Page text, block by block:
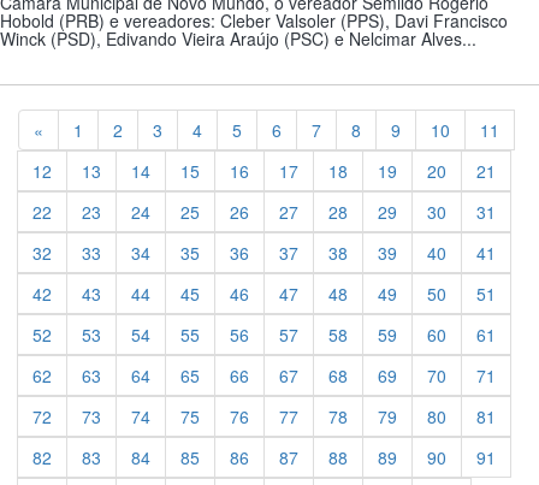
Hobold (PRB) e vereadores: Cleber Valsoler (PPS), Davi Francisco
Winck (PSD), Edivando Vieira Araújo (PSC) e Nelcimar Alves...
« Previous
1 2 3 4 5 6 7 8 9 10
11
12
13 14 15 16 17 18 19 20
21
22
23 24 25 26 27 28 29 30
31
32
33 34 35 36 37 38 39 40
41
42
43 44 45 46 47 48 49 50
51
52
53 54 55 56 57 58 59 60
61
62
63 64 65 66 67 68 69 70
71
72
73 74 75 76 77 78 79 80
81
82
83 84 85 86 87 88 89 90
91